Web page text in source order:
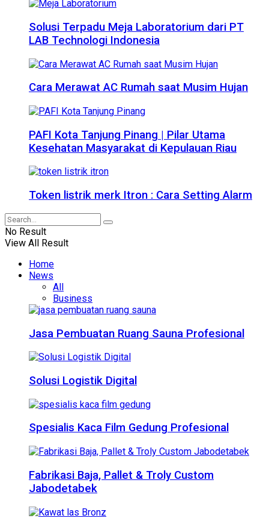
Solusi Terpadu Meja Laboratorium dari PT
LAB Technologi Indonesia
Cara Merawat AC Rumah saat Musim Hujan
PAFI Kota Tanjung Pinang | Pilar Utama
Kesehatan Masyarakat di Kepulauan Riau
Token listrik merk Itron : Cara Setting Alarm
No Result
View All Result
Home
News
All
Business
Jasa Pembuatan Ruang Sauna Profesional
Solusi Logistik Digital
Spesialis Kaca Film Gedung Profesional
Fabrikasi Baja, Pallet & Troly Custom
Jabodetabek